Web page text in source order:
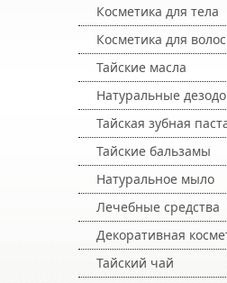
Косметика для тела
Косметика для волос
Тайские масла
Натуральные
Тайская зубная
Тайские бальзамы
Натуральное мыло
Лечебные средства
Декоративная
Тайский чай